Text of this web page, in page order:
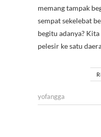
memang tampak
sempat sekelebat
begitu adanya?
pelesir ke satu
yofangga